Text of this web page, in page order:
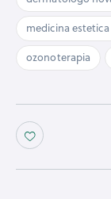
medicina
ozonoterapia